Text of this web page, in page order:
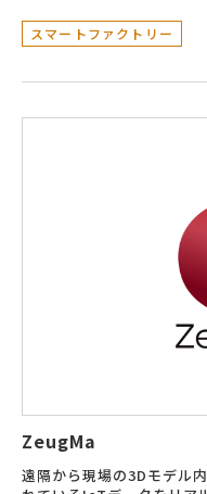
スマートファクトリー
ZeugMa
遠隔から現場の3Dモデル